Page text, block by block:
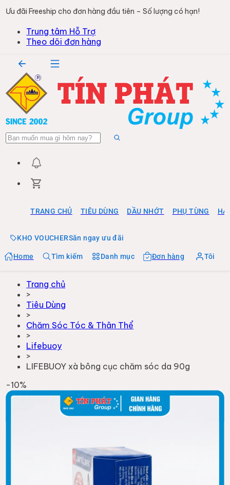
Ưu đãi Freeship cho đơn hàng đầu tiên – Số lượng có hạn!
Trung tâm Hỗ Trợ
Theo dõi đơn hàng
TRANG CHỦ TIÊU DÙNG DẦU NHỚT PHỤ TÙNG
KHO VOUCHERSăn ngay ưu đãi
Home Tìm kiếm Danh mục Đơn hàng Tôi
Trang chủ
>
Tiêu Dùng
>
Chăm Sóc Tóc & Thân Thể
>
Lifebuoy
>
LIFEBUOY xà bông cục chăm sóc da 90g
-10%